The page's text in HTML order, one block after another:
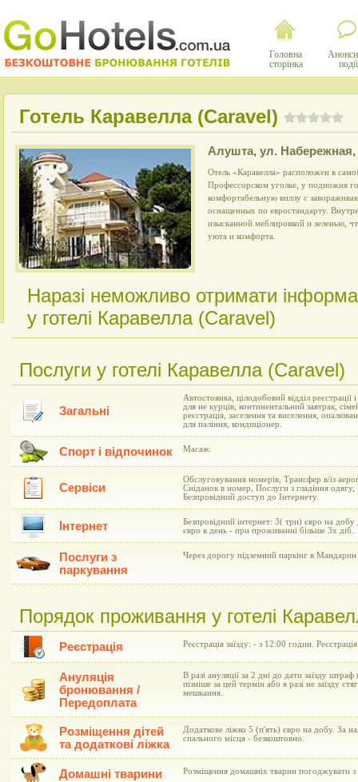
Головна
сторінка
події
Готель Каравелла (Caravel)
Алушта, ул. Набережная,
Отель «Каравелла» расположен в
Профессорском уголке, у подножия
комфортабельную виллу с
оснащенных по евростандарту.
изысканной меблировкой и зеленью,
уюта и комфорта.
Наразі неможливо отримати
у готелі Каравелла (Caravel)
Послуги у готелі Каравелла (Caravel)
Загальні
Автостоянка, цілодобовий відділ
для не курців, континентальний завтрак,
реєстрація, заселення та виселення,
для паління, кондиціонер.
Спорт і відпочинок Масаж.
Сервіси
Обслуговування номерів, Трансфер в/із
Сніданок в номер, Послуги з гладіння
Безпровідний доступ до Інтернету.
Інтернет
Безпровідний інтернет: 3( три) євро на
євро в день - при проживанні більше 3х діб.
Послуги з
паркування
Через дорогу підземний паркінг в
Порядок проживання у готелі
Реєстрація Реєстрація заїзду: - з 12:00 годин.
Ануляція
бронювання /
Передоплата
В разі ануляції за 2 дні до дати заїзду штраф
пізніше за цей термін або в разі не заїзду
мешкання.
Розміщення дітей
та додаткові ліжка
Додаткове ліжко 5 (п'ять) євро на добу. За
спального місця - безкоштовно.
Домашні тварини Розміщення домашніх тварин погоджувати з